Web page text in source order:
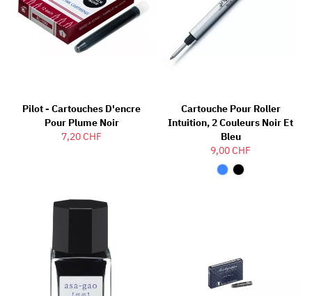
Pilot - Cartouches D'encre
Pour Plume Noir
7,20 CHF
Cartouche Pour Roller
Intuition, 2 Couleurs Noir Et
Bleu
9,00 CHF